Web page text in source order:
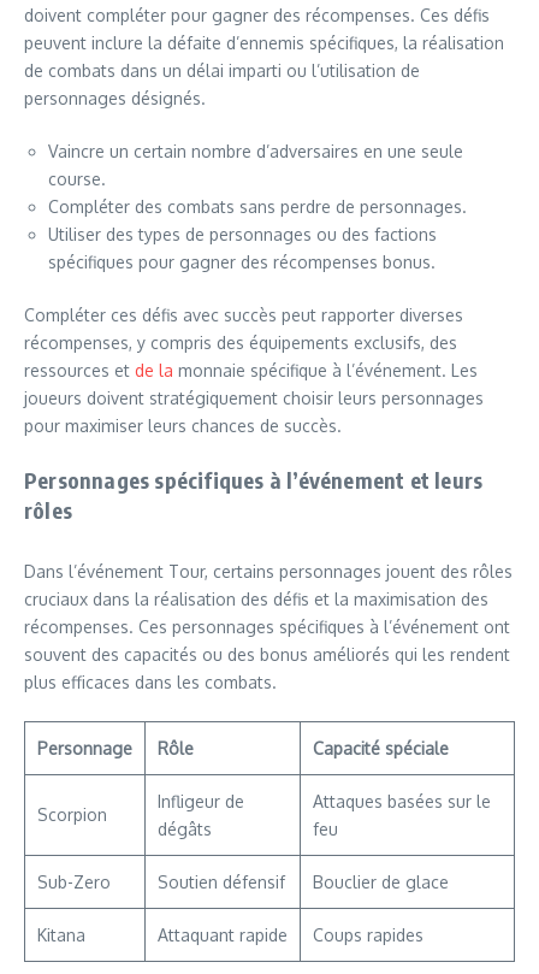
doivent compléter pour gagner des récompenses. Ces défis
peuvent inclure la défaite d’ennemis spécifiques, la réalisation
de combats dans un délai imparti ou l’utilisation de
personnages désignés.
Vaincre un certain nombre d’adversaires en une seule
course.
Compléter des combats sans perdre de personnages.
Utiliser des types de personnages ou des factions
spécifiques pour gagner des récompenses bonus.
Compléter ces défis avec succès peut rapporter diverses
récompenses, y compris des équipements exclusifs, des
ressources et de la monnaie spécifique à l’événement. Les
joueurs doivent stratégiquement choisir leurs personnages
pour maximiser leurs chances de succès.
Personnages spécifiques à l’événement et leurs
rôles
Dans l’événement Tour, certains personnages jouent des rôles
cruciaux dans la réalisation des défis et la maximisation des
récompenses. Ces personnages spécifiques à l’événement ont
souvent des capacités ou des bonus améliorés qui les rendent
plus efficaces dans les combats.
Personnage Rôle Capacité spéciale
Scorpion
Infligeur de
dégâts
Attaques basées sur le
feu
Sub-Zero Soutien défensif Bouclier de glace
Kitana Attaquant rapide Coups rapides